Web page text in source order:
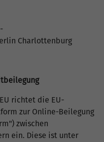
Charlottenburg
richtet die EU-
zur Online-Beilegung
zwischen
ein. Diese ist unter